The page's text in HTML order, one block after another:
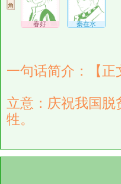
春好 秦在水
一句话简介：【正
立意：庆祝我国
牲。